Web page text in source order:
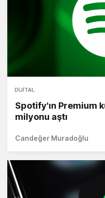
DIJITAL
Spotify'ın Premium
milyonu aştı
Candeğer Muradoğlu